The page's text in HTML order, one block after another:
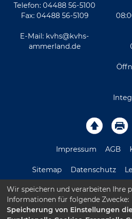
Telefon: 04488 56-5100
Fax: 04488 56-5109
E-Mail: kvhs@kvhs-
ammerland.de
Impressum AGB
Sitemap Datenschutz
Wir speichern und verarbeiten Ihre
Informationen für folgende Zwecke:
Speicherung von Einstellungen